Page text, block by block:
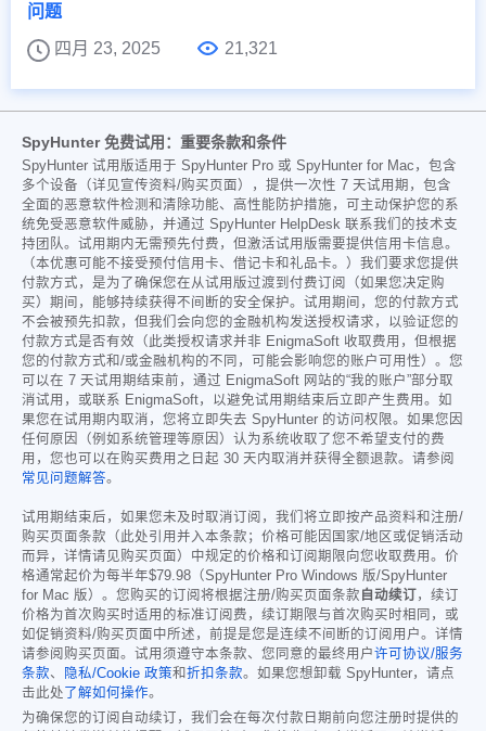
问题
四月 23, 2025
21,321
SpyHunter 免费试用：重要条款和条件
SpyHunter 试用版适用于 SpyHunter Pro 或 SpyHunter for Mac，包含
多个设备（详见宣传资料/购买页面），提供一次性 7 天试用期，包含
全面的恶意软件检测和清除功能、高性能防护措施，可主动保护您的系
统免受恶意软件威胁，并通过 SpyHunter HelpDesk 联系我们的技术支
持团队。试用期内无需预先付费，但激活试用版需要提供信用卡信息。
（本优惠可能不接受预付信用卡、借记卡和礼品卡。）我们要求您提供
付款方式，是为了确保您在从试用版过渡到付费订阅（如果您决定购
买）期间，能够持续获得不间断的安全保护。试用期间，您的付款方式
不会被预先扣款，但我们会向您的金融机构发送授权请求，以验证您的
付款方式是否有效（此类授权请求并非 EnigmaSoft 收取费用，但根据
您的付款方式和/或金融机构的不同，可能会影响您的账户可用性）。您
可以在 7 天试用期结束前，通过 EnigmaSoft 网站的“我的账户”部分取
消试用，或联系 EnigmaSoft，以避免试用期结束后立即产生费用。如
果您在试用期内取消，您将立即失去 SpyHunter 的访问权限。如果您因
任何原因（例如系统管理等原因）认为系统收取了您不希望支付的费
用，您也可以在购买费用之日起 30 天内取消并获得全额退款。请参阅
常见问题解答。
试用期结束后，如果您未及时取消订阅，我们将立即按产品资料和注册/
购买页面条款（此处引用并入本条款；价格可能因国家/地区或促销活动
而异，详情请见购买页面）中规定的价格和订阅期限向您收取费用。价
格通常起价为每半年$79.98 （SpyHunter Pro Windows 版/SpyHunter
for Mac 版）。您购买的订阅将根据注册/购买页面条款 自动续订 ，续订
价格为首次购买时适用的标准订阅费，续订期限与首次购买时相同，或
如促销资料/购买页面中所述，前提是您是连续不间断的订阅用户。详情
请参阅购买页面。试用须遵守本条款、您同意的最终用户许可协议/服务
条款、 隐私/Cookie 政策和折扣条款。如果您想卸载 SpyHunter，请点
击此处 了解如何操作。
为确保您的订阅自动续订，我们会在每次付款日期前向您注册时提供的